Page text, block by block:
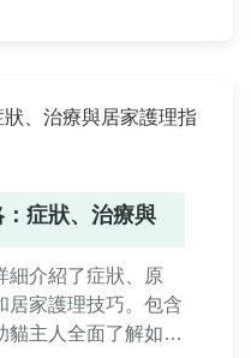
症狀、治療與
細介紹了症狀、原
居家護理技巧。包含
貓主人全面了解如何